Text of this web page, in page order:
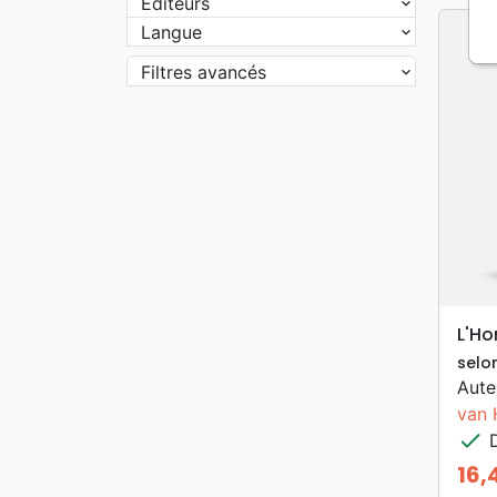
Langue
Filtres avancés
van
check
Prix